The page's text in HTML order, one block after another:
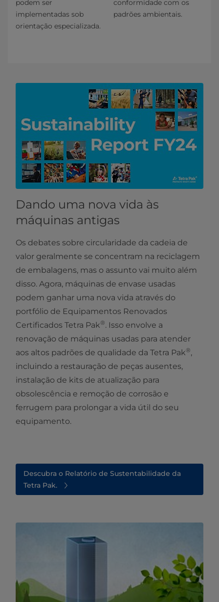
podem ser
implementadas sob
orientação especializada.
conformidade com os
padrões ambientais.
Dando uma nova vida às
máquinas antigas
Os debates sobre circularidade da cadeia de
valor geralmente se concentram na reciclagem
de embalagens, mas o assunto vai muito além
disso. Agora, máquinas de envase usadas
podem ganhar uma nova vida através do
portfólio de Equipamentos Renovados
Certificados Tetra Pak®. Isso envolve a
renovação de máquinas usadas para atender
aos altos padrões de qualidade da Tetra Pak®,
incluindo a restauração de peças ausentes,
instalação de kits de atualização para
obsolescência e remoção de corrosão e
ferrugem para prolongar a vida útil do seu
equipamento.
Descubra o Relatório de Sustentabilidade da
Tetra Pak.